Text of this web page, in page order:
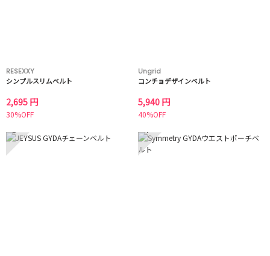
RESEXXY
シンプルスリムベルト
2,695 円
30%OFF
Ungrid
コンチョデザインベルト
5,940 円
40%OFF
3 4